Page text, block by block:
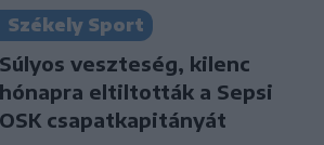
Székely Sport
Súlyos veszteség, kilenc
hónapra eltiltották a Sepsi
OSK csapatkapitányát